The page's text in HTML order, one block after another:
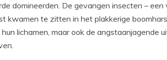
domineerden. De gevangen insecten –
kwamen te zitten in het plakkerige
hun lichamen, maar ook de angstaanjagende